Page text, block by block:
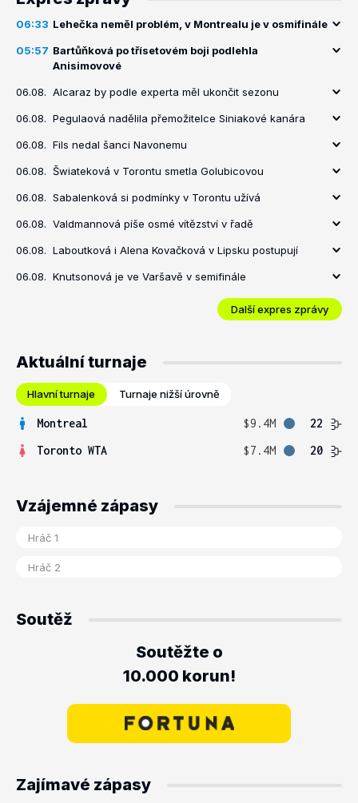
06:33 Lehečka neměl problém, v Montrealu je v osmifinále
05:57 Bartůňková po třísetovém boji podlehla
Anisimovové
06.08. Alcaraz by podle experta měl ukončit sezonu
06.08. Pegulaová nadělila přemožitelce Siniakové kanára
06.08. Fils nedal šanci Navonemu
06.08. Šwiateková v Torontu smetla Golubicovou
06.08. Sabalenková si podmínky v Torontu užívá
06.08. Valdmannová píše osmé vítězství v řadě
06.08. Laboutková i Alena Kovačková v Lipsku postupují
06.08. Knutsonová je ve Varšavě v semifinále
Další expres zprávy
Aktuální turnaje
Hlavní turnaje Turnaje nižší úrovně
Montreal $9.4M
22
Toronto WTA
$7.4M 20
Vzájemné zápasy
Soutěž
Soutěžte o
10.000 korun!
Zajímavé zápasy